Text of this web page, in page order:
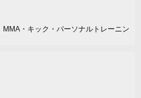
・キック・パーソナルトレーニン